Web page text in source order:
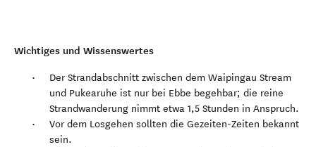
Wichtiges und Wissenswertes
Der Strandabschnitt zwischen dem Waipingau Stream
und Pukearuhe ist nur bei Ebbe begehbar; die reine
Strandwanderung nimmt etwa 1,5 Stunden in Anspruch.
Vor dem Losgehen sollten die Gezeiten-Zeiten bekannt
sein.